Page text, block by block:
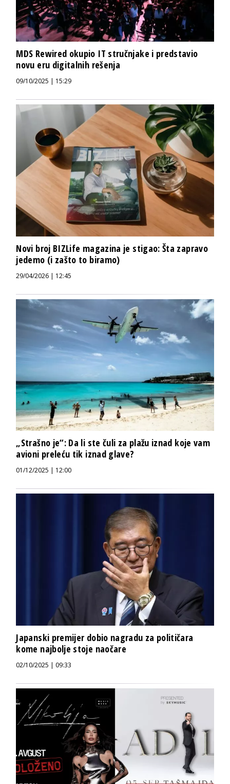
MDS Rewired okupio IT stručnjake i predstavio
novu eru digitalnih rešenja
09/10/2025 | 15:29
Novi broj BIZLife magazina je stigao: Šta zapravo
jedemo (i zašto to biramo)
29/04/2026 | 12:45
„Strašno je“: Da li ste čuli za plažu iznad koje vam
avioni preleću tik iznad glave?
01/12/2025 | 12:00
Japanski premijer dobio nagradu za političara
kome najbolje stoje naočare
02/10/2025 | 09:33